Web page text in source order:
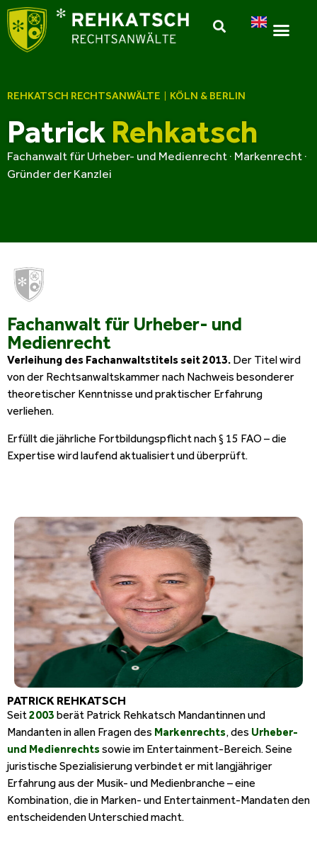
REHKATSCH RECHTSANWÄLTE KÖLN & BERLIN
Patrick Rehkatsch
Fachanwalt für Urheber- und Medienrecht · Markenrecht ·
Gründer der Kanzlei
Fachanwalt für Urheber- und
Medienrecht
Verleihung des Fachanwaltstitels seit 2013. Der Titel wird
von der Rechtsanwaltskammer nach Nachweis besonderer
theoretischer Kenntnisse und praktischer Erfahrung
verliehen.
Erfüllt die jährliche Fortbildungspflicht nach § 15 FAO – die
Expertise wird laufend aktualisiert und überprüft.
PATRICK REHKATSCH
Seit2003 berät Patrick Rehkatsch Mandantinnen und
Mandanten in allen Fragen des Markenrechts, des Urheber-
und Medienrechtssowie im Entertainment-Bereich. Seine
juristische Spezialisierung verbindet er mit langjähriger
Erfahrung aus der Musik- und Medienbranche – eine
Kombination, die in Marken- und Entertainment-Mandaten den
entscheidenden Unterschied macht.